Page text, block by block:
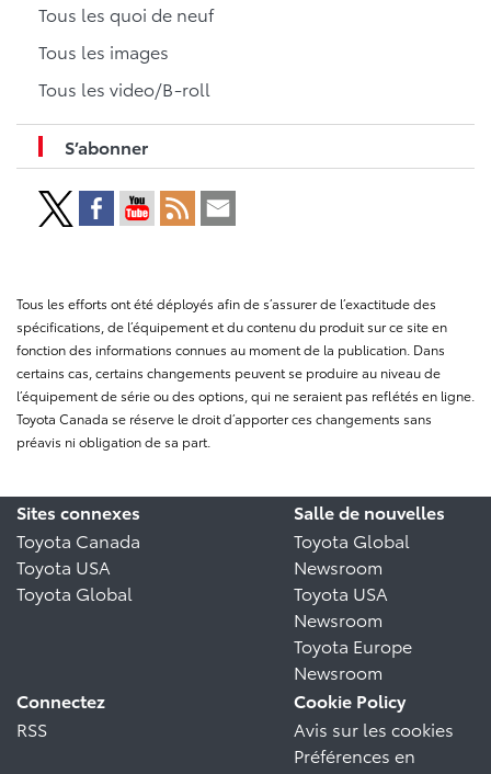
Tous les quoi de neuf
Tous les images
Tous les video/B-roll
S’abonner
Tous les efforts ont été déployés afin de s’assurer de l’exactitude des
spécifications, de l’équipement et du contenu du produit sur ce site en
fonction des informations connues au moment de la publication. Dans
certains cas, certains changements peuvent se produire au niveau de
l’équipement de série ou des options, qui ne seraient pas reflétés en ligne.
Toyota Canada se réserve le droit d’apporter ces changements sans
préavis ni obligation de sa part.
Sites connexes
Toyota Canada
Toyota USA
Toyota Global
Salle de nouvelles
Toyota Global
Newsroom
Toyota USA
Newsroom
Toyota Europe
Newsroom
Connectez
RSS
Cookie Policy
Avis sur les cookies
Préférences en